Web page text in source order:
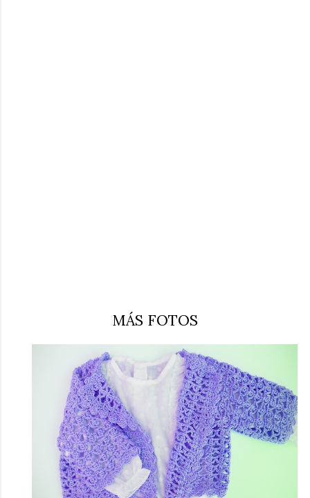
MÁS FOTOS